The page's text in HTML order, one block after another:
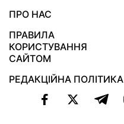
ПРО НАС
ПРАВИЛА
КОРИСТУВАННЯ
САЙТОМ
РЕДАКЦІЙНА ПОЛІТИКА